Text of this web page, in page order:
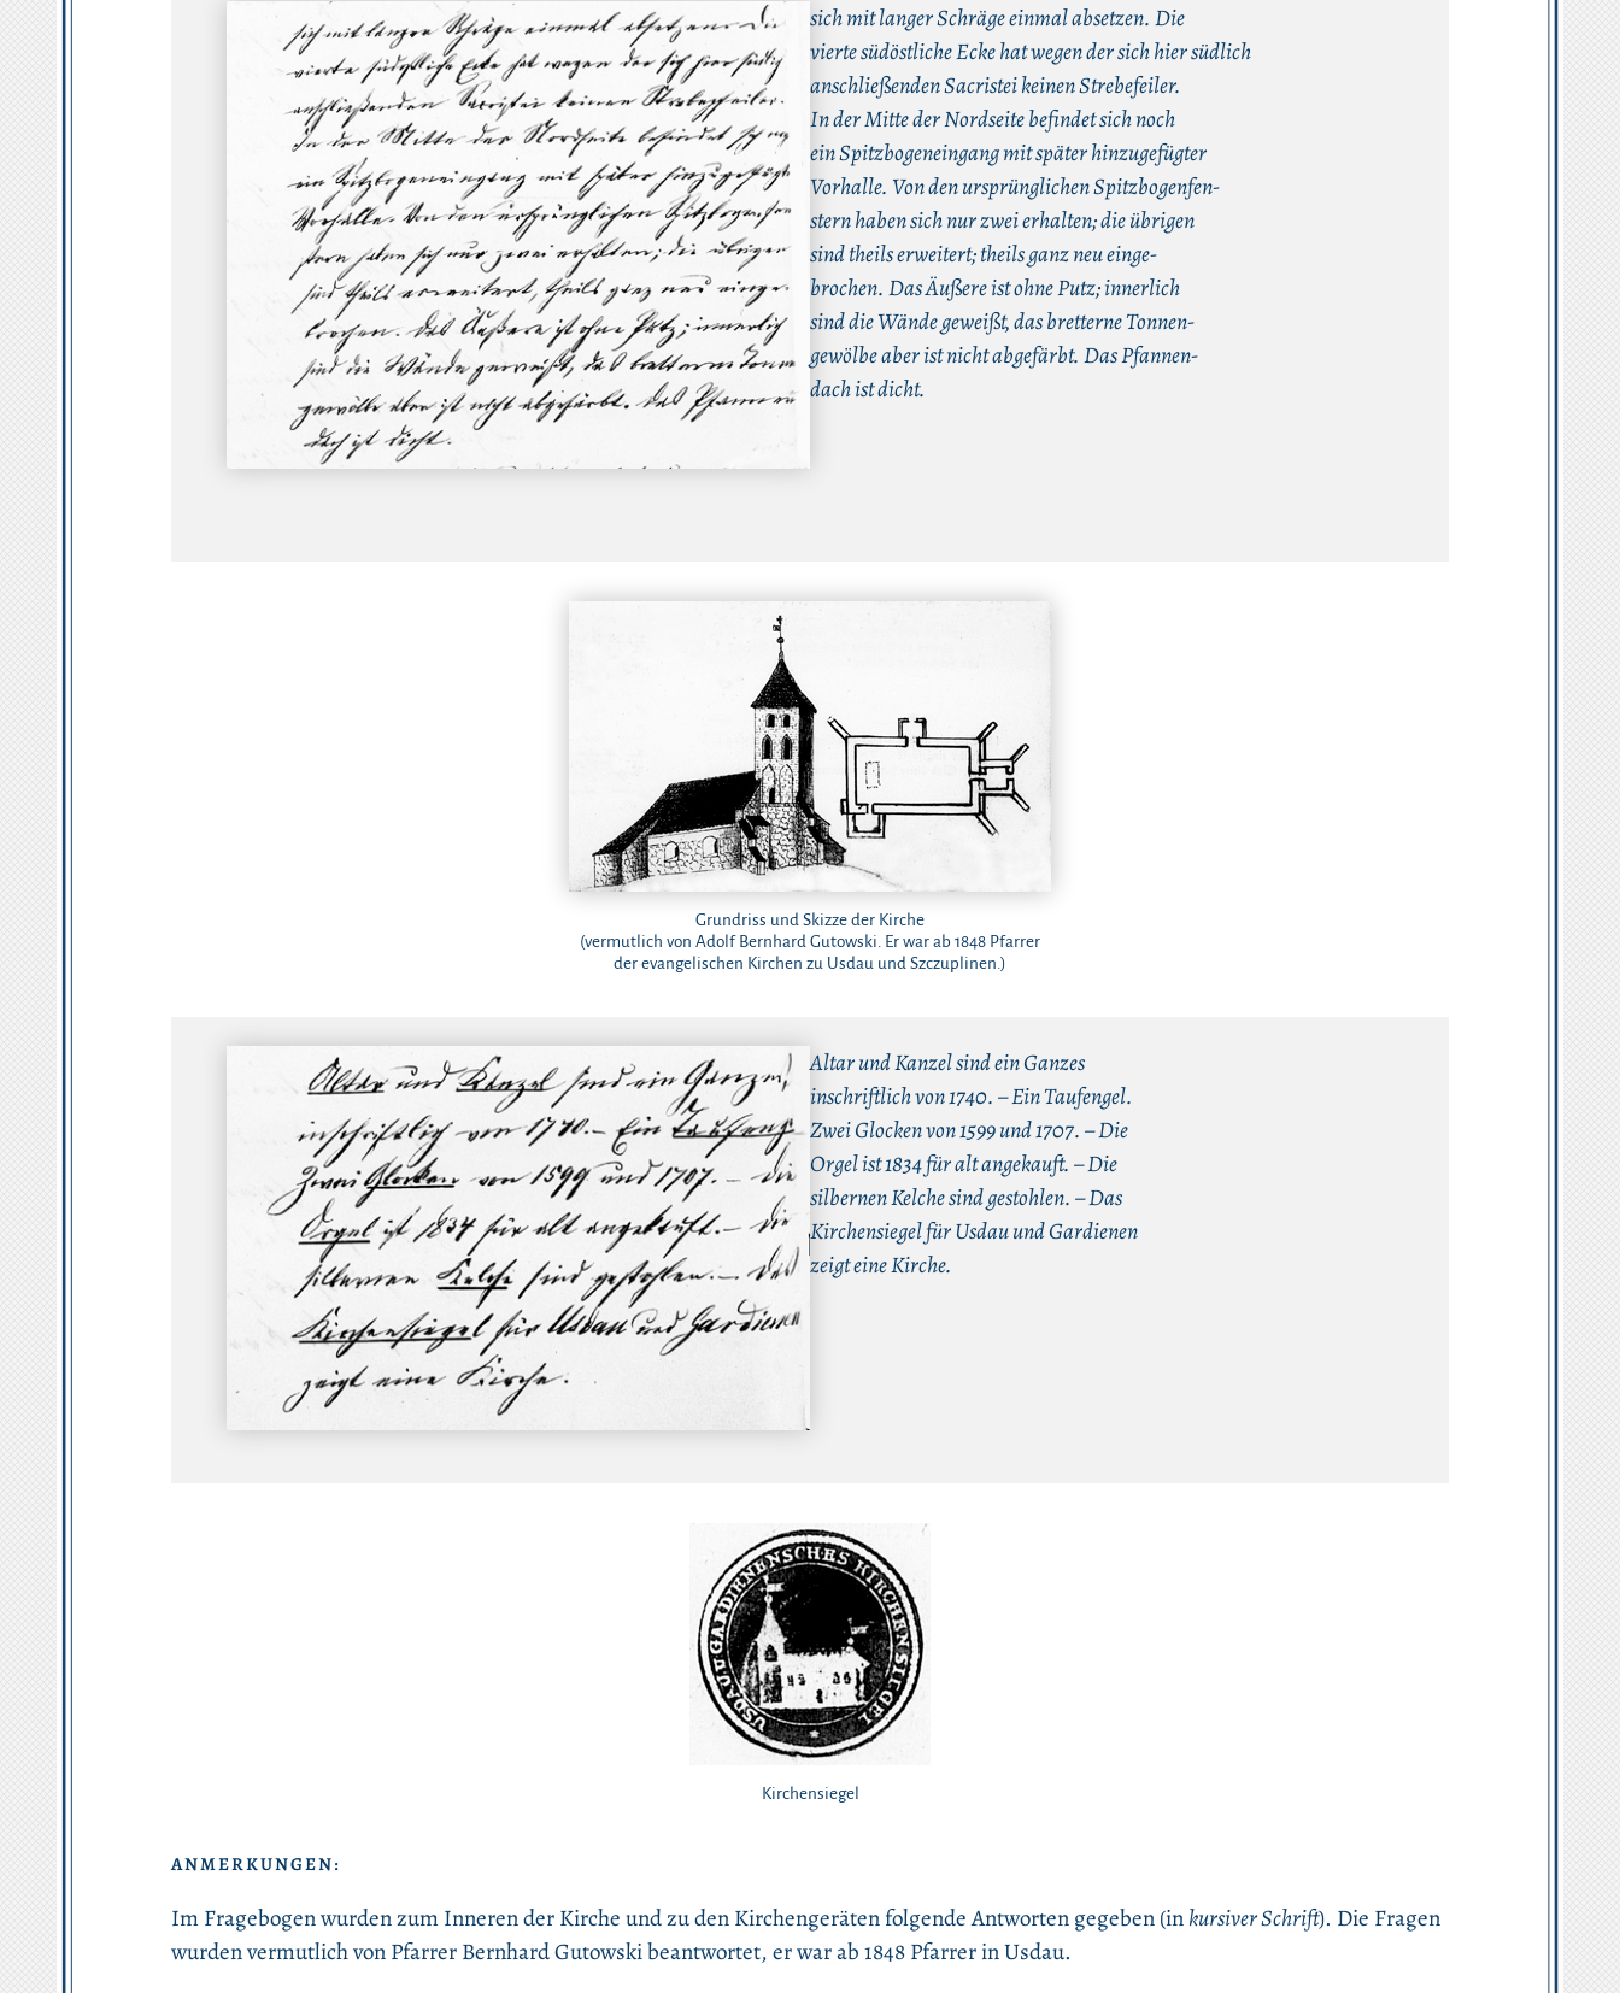
sich mit langer Schräge einmal absetzen. Die
vierte südöstliche Ecke hat wegen der sich hier südlich
anschließenden Sacristei keinen Strebefeiler.
In der Mitte der Nordseite befindet sich noch
ein Spitzbogeneingang mit später hinzugefügter
Vorhalle. Von den ursprünglichen Spitzbogenfen-
stern haben sich nur zwei erhalten; die übrigen
sind theils erweitert; theils ganz neu einge-
brochen. Das Äußere ist ohne Putz; innerlich
sind die Wände geweißt, das bretterne Tonnen-
gewölbe aber ist nicht abgefärbt. Das Pfannen-
dach ist dicht.
Grundriss und Skizze der Kirche
(vermutlich von Adolf Bernhard Gutowski. Er war ab 1848 Pfarrer
der evangelischen Kirchen zu Usdau und Szczuplinen.)
Altar und Kanzel sind ein Ganzes
inschriftlich von 1740. – Ein Taufengel.
Zwei Glocken von 1599 und 1707. – Die
Orgel ist 1834 für alt angekauft. – Die
silbernen Kelche sind gestohlen. – Das
Kirchensiegel für Usdau und Gardienen
zeigt eine Kirche.
Kirchensiegel
ANMERKUNGEN:
Im Fragebogen wurden zum Inneren der Kirche und zu den Kirchengeräten folgende Antworten gegeben (inkursiver Schrift). Die Fragen
wurden vermutlich von Pfarrer Bernhard Gutowski beantwortet, er war ab 1848 Pfarrer in Usdau.